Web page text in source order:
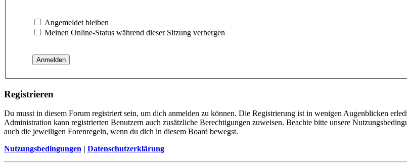
Angemeldet bleiben
Meinen Online-Status während dieser Sitzung verbergen
Registrieren
Du musst in diesem Forum registriert sein, um dich anmelden zu können. Die Registrierung ist in wenigen Augenblicken
Administration kann registrierten Benutzern auch zusätzliche Berechtigungen zuweisen. Beachte bitte unsere
auch die jeweiligen Forenregeln, wenn du dich in diesem Board bewegst.
Nutzungsbedingungen | Datenschutzerklärung